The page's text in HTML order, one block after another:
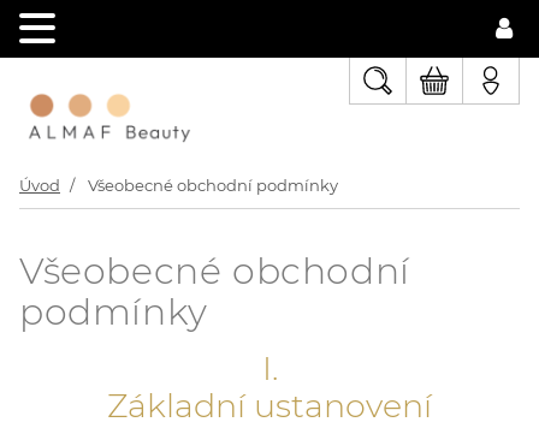
Úvod Všeobecné obchodní podmínky
Všeobecné obchodní
podmínky
I.
Základní ustanovení